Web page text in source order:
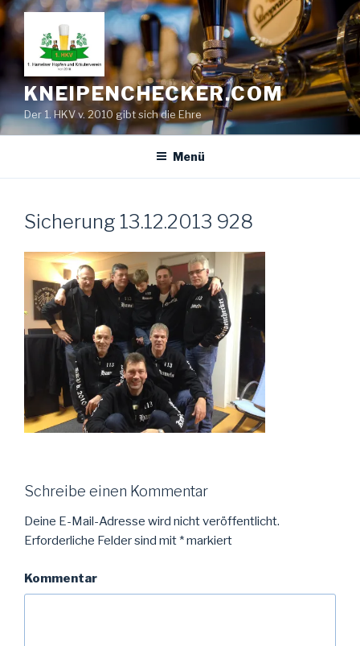
Zum
Inhalt
springen
KNEIPENCHECKER.COM
Der 1. HKV v. 2010 gibt sich die Ehre
Menü
Sicherung 13.12.2013 928
Schreibe einen Kommentar
Deine E-Mail-Adresse wird nicht veröffentlicht.
Erforderliche Felder sind mit *markiert
Kommentar